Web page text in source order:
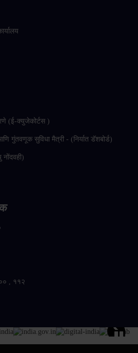
(ई-क्युजेकोर्टस )
आणि गुंतवणूक सुविधा मैत्री - (निर्यात डॅशबोर्ड)
, ११२